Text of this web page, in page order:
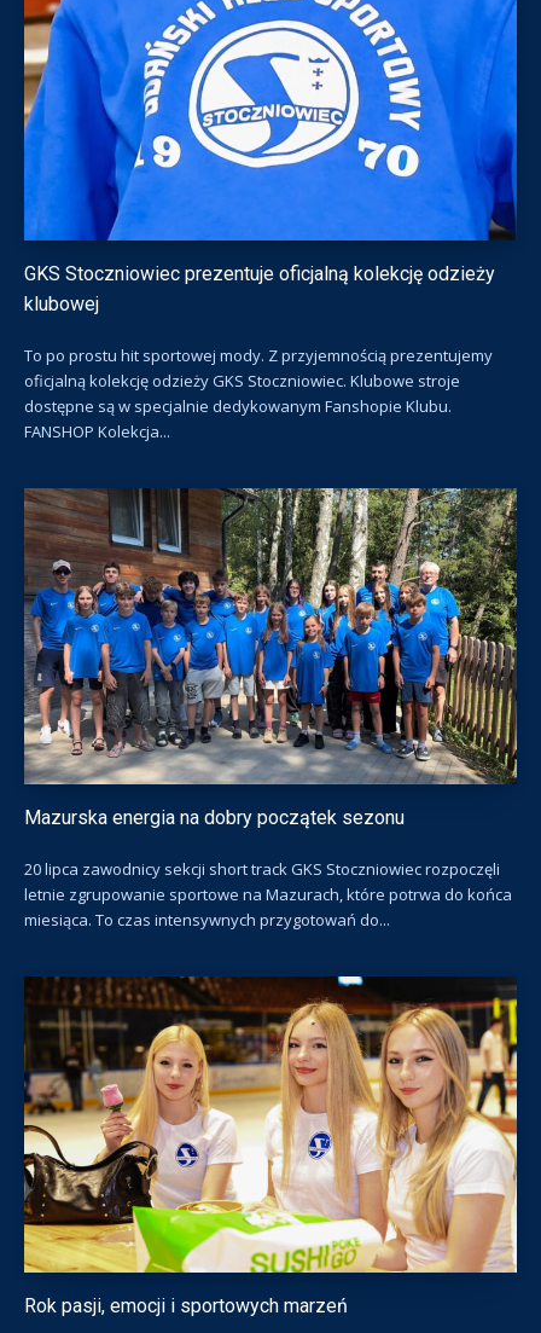
GKS Stoczniowiec prezentuje oficjalną kolekcję odzieży
klubowej
To po prostu hit sportowej mody. Z przyjemnością prezentujemy
oficjalną kolekcję odzieży GKS Stoczniowiec. Klubowe stroje
dostępne są w specjalnie dedykowanym Fanshopie Klubu.
FANSHOP Kolekcja...
Mazurska energia na dobry początek sezonu
20 lipca zawodnicy sekcji short track GKS Stoczniowiec rozpoczęli
letnie zgrupowanie sportowe na Mazurach, które potrwa do końca
miesiąca. To czas intensywnych przygotowań do...
Rok pasji, emocji i sportowych marzeń